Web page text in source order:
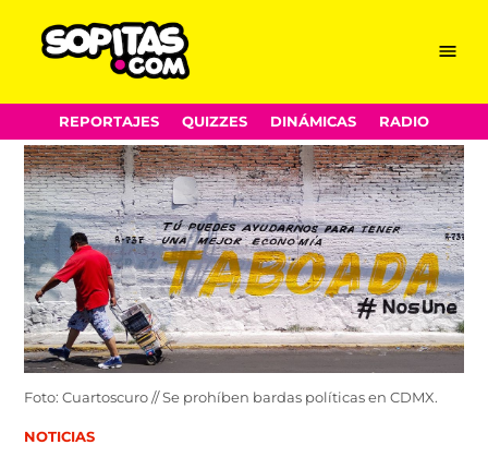
Skip
to
content
Menu
REPORTAJES QUIZZES DINÁMICAS RADIO
Foto: Cuartoscuro // Se prohíben bardas políticas en CDMX.
POSTED
NOTICIAS